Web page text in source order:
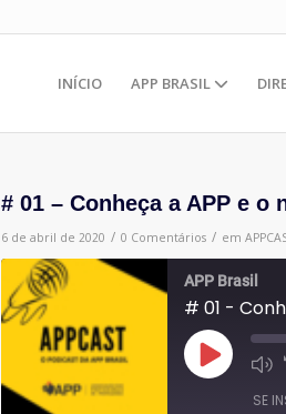
INÍCIO APP BRASIL
# 01 – Conheça a APP e o
6 de abril de 2020 / 0 Comentários / em
APP Brasil
# 01 -
Reproduzir
episódio
SE